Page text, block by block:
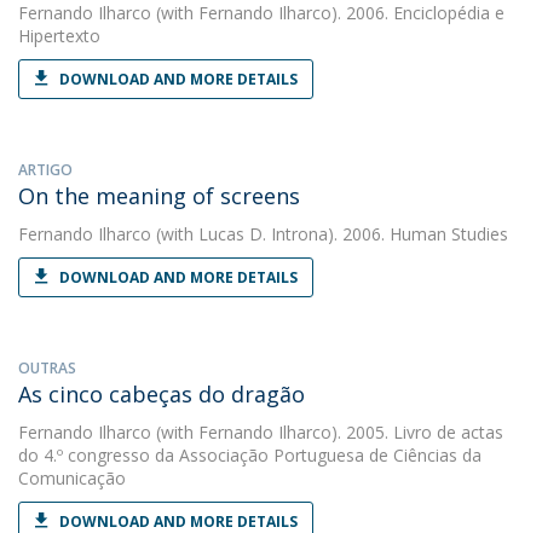
Fernando Ilharco (with Fernando Ilharco). 2006. Enciclopédia e
Hipertexto
DOWNLOAD AND MORE DETAILS
ARTIGO
On the meaning of screens
Fernando Ilharco (with Lucas D. Introna). 2006. Human Studies
DOWNLOAD AND MORE DETAILS
OUTRAS
As cinco cabeças do dragão
Fernando Ilharco (with Fernando Ilharco). 2005. Livro de actas
do 4.º congresso da Associação Portuguesa de Ciências da
Comunicação
DOWNLOAD AND MORE DETAILS